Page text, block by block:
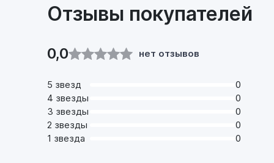
Отзывы покупателей
0,0 нет отзывов
5 звезд
0
4 звезды
0
3 звезды
0
2 звезды
0
1 звезда
0